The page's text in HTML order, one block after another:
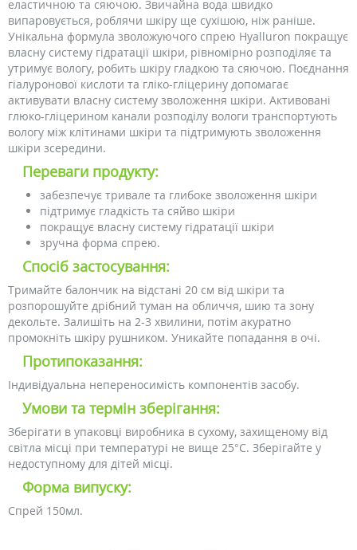
еластичною та сяючою. Звичайна вода швидко
випаровується, роблячи шкіру ще сухішою, ніж раніше.
Унікальна формула зволожуючого спрею Hyalluron покращує
власну систему гідратації шкіри, рівномірно розподіляє та
утримує вологу, робить шкіру гладкою та сяючою. Поєднання
гіалуронової кислоти та гліко-гліцерину допомагає
активувати власну систему зволоження шкіри. Активовані
глюко-гліцерином канали розподілу вологи транспортують
вологу між клітинами шкіри та підтримують зволоження
шкіри зсередини.
Переваги продукту:
забезпечує тривале та глибоке зволоження шкіри
підтримує гладкість та сяйво шкіри
покращує власну систему гідратації шкіри
зручна форма спрею.
Спосіб застосування:
Тримайте балончик на відстані 20 см від шкіри та
розпорошуйте дрібний туман на обличчя, шию та зону
декольте. Залишіть на 2-3 хвилини, потім акуратно
промокніть шкіру рушником. Уникайте попадання в очі.
Протипоказання:
Індивідуальна непереносимість компонентів засобу.
Умови та термін зберігання:
Зберігати в упаковці виробника в сухому, захищеному від
світла місці при температурі не вище 25°С. Зберігайте у
недоступному для дітей місці.
Форма випуску:
Спрей 150мл.